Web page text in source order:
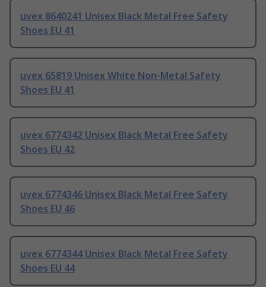
uvex 8640241 Unisex Black Metal Free Safety
Shoes EU 41
uvex 65819 Unisex White Non-Metal Safety
Shoes EU 41
uvex 6774342 Unisex Black Metal Free Safety
Shoes EU 42
uvex 6774346 Unisex Black Metal Free Safety
Shoes EU 46
uvex 6774344 Unisex Black Metal Free Safety
Shoes EU 44